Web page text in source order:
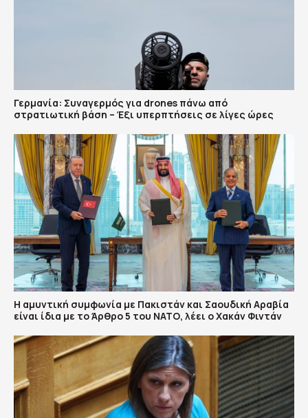
Γερμανία: Συναγερμός για drones πάνω από
στρατιωτική βάση – Έξι υπερπτήσεις σε λίγες ώρες
Η αμυντική συμφωνία με Πακιστάν και Σαουδική Αραβία
είναι ίδια με το Άρθρο 5 του ΝΑΤΟ, λέει ο Χακάν Φιντάν